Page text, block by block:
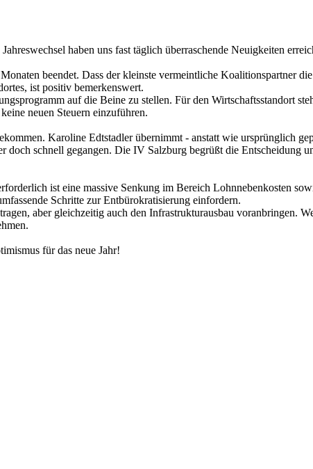
haben uns fast täglich überraschende Neuigkeiten
beendet. Dass der kleinste vermeintliche Koalitionspartner
ist positiv bemerkenswert.
auf die Beine zu stellen. Für den Wirtschaftsstandort
neuen Steuern einzuführen.
Karoline Edtstadler übernimmt - anstatt wie ursprünglich
schnell gegangen. Die IV Salzburg begrüßt die Entscheidung
ist eine massive Senkung im Bereich Lohnnebenkosten
Schritte zur Entbürokratisierung einfordern.
aber gleichzeitig auch den Infrastrukturausbau voranbringen.
für das neue Jahr!